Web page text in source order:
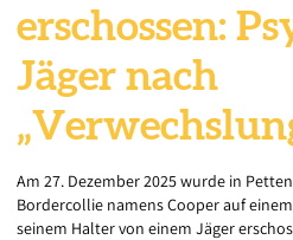
erschossen:
Jäger nach
Am 27. Dezember 2025 wurde in
Bordercollie namens Cooper auf
seinem Halter von einem Jäger